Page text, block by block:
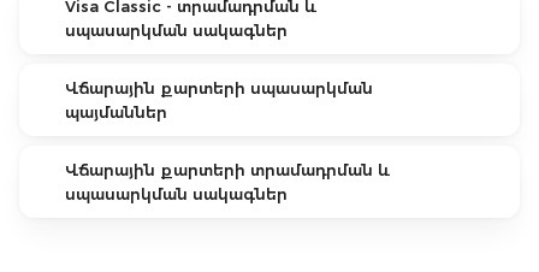
Visa Classic - տրամադրման և
սպասարկման սակագներ
Վճարային քարտերի սպասարկման
պայմաններ
Վճարային քարտերի տրամադրման և
սպասարկման սակագներ